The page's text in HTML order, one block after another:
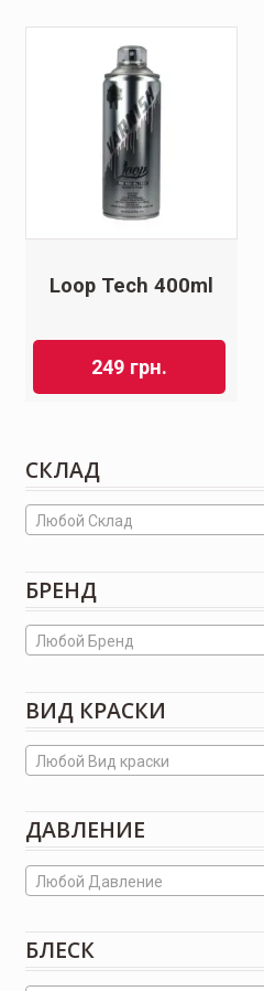
Loop Tech 400ml
249 грн.
СКЛАД
Любой Склад
БРЕНД
Любой Бренд
ВИД КРАСКИ
Любой Вид краски
ДАВЛЕНИЕ
Любой Давление
БЛЕСК